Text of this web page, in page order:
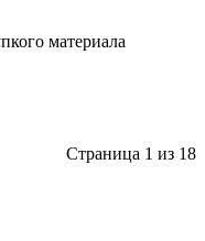
материала
Страница 1 из 18